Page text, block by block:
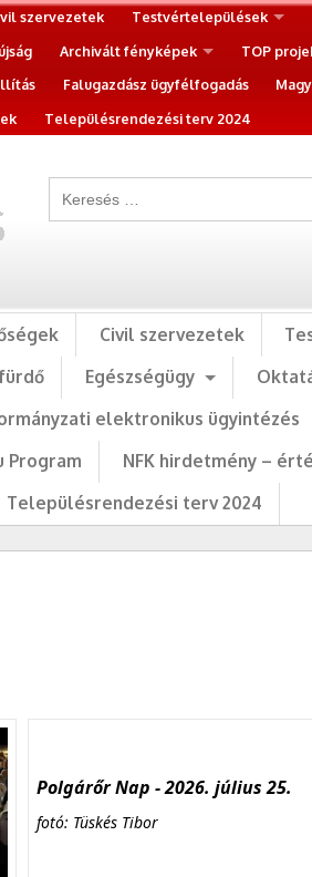
szervezetek Testvértelepülések
Archivált fényképek TOP
Falugazdász ügyfélfogadás
Településrendezési terv 2024
Civil szervezetek
Egészségügy
elektronikus ügyintézés
Program NFK hirdetmény –
Településrendezési terv 2024
Polgárőr Nap - 2026. július 25.
fotó: Tüskés Tibor